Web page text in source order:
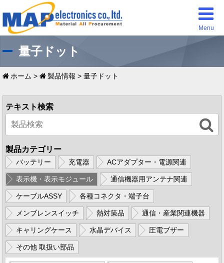
Menu
量子ドット
ホーム > 製品情報 > 量子ドット
テキスト検索
製品カテゴリー
バッテリー 充電器 ACアダプター・電源関連
表示機・表示モジュール 通信機器用アンテナ関連
ケーブルASSY 各種コネクタ・端子台
メンブレンスイッチ 熱対策品 通信・産業関連機器
キャリングケース 水晶デバイス 圧電ブザー
その他 取扱い部品